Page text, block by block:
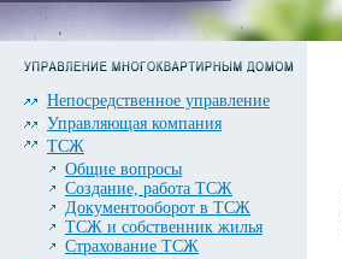
Непосредственное управление
Управляющая компания
ТСЖ
Общие вопросы
Создание, работа ТСЖ
Документооборот в ТСЖ
ТСЖ и собственник жилья
Страхование ТСЖ